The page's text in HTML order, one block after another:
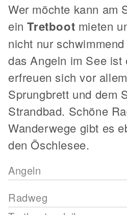
Wer möchte kann am
einTretboot mieten
nicht nur
das Angeln im See ist
erfreuen sich vor
Sprungbrett und dem
Strandbad. Schöne
Wanderwege gibt es
den Öschlesee.
Angeln
Radweg